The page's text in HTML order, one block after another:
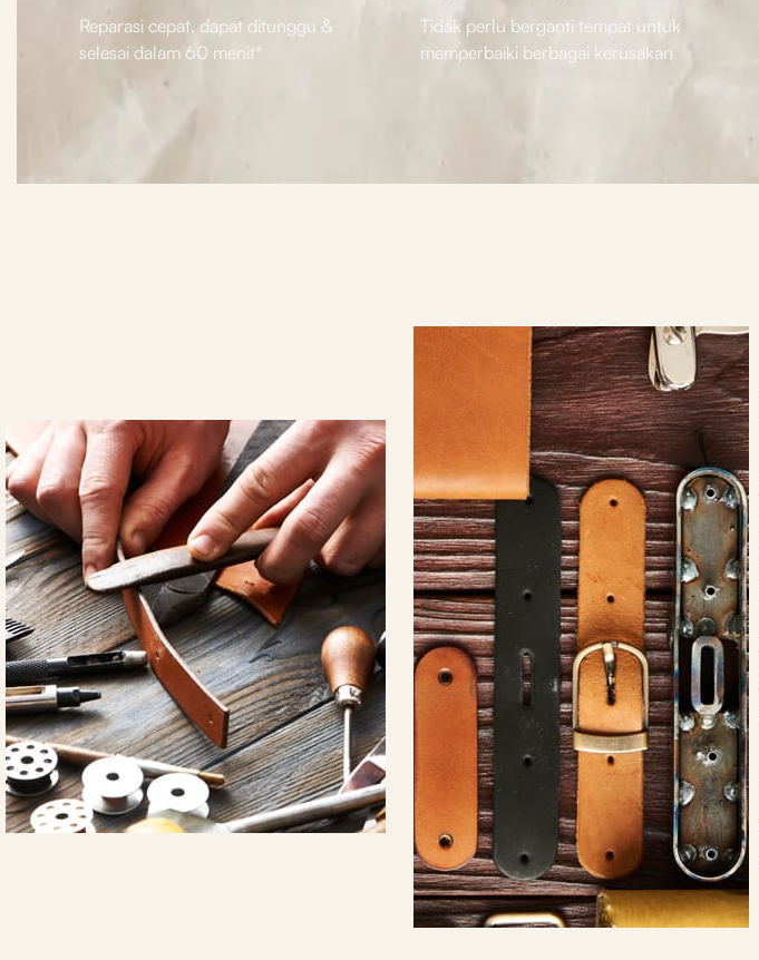
Reparasi cepat, dapat ditunggu &
selesai dalam 60 menit*
Tidak perlu berganti tempat untuk
memperbaiki berbagai kerusakan